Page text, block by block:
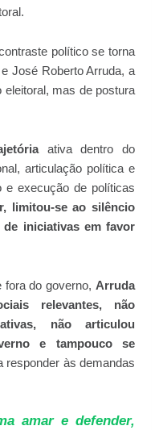
político se torna
José Roberto Arruda, a
eleitoral, mas de postura
ativa dentro do
articulação política e
e execução de políticas
limitou-se ao silêncio
iniciativas em favor
do governo, Arruda
relevantes, não
não articulou
e tampouco se
responder às demandas
amar e defender,